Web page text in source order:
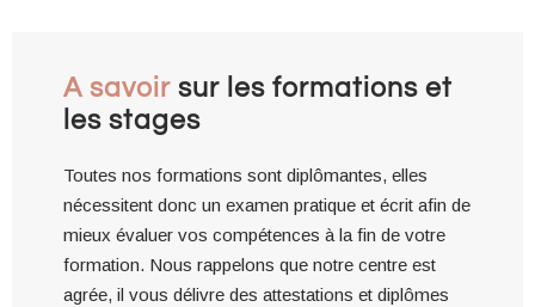
A savoir sur les formations et
les stages
Toutes nos formations sont diplômantes, elles
nécessitent donc un examen pratique et écrit afin de
mieux évaluer vos compétences à la fin de votre
formation. Nous rappelons que notre centre est
agrée, il vous délivre des attestations et diplômes